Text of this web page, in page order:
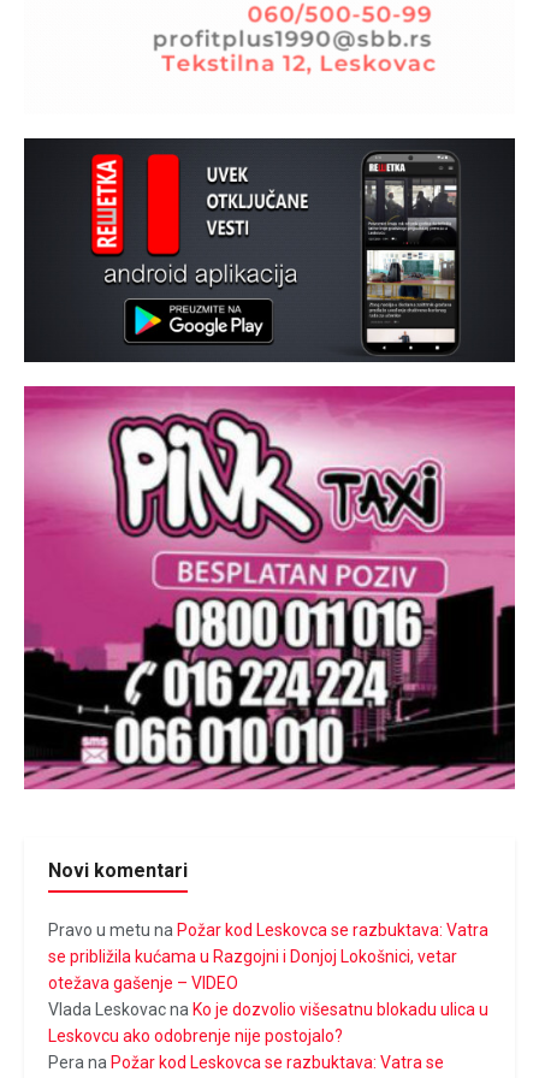
Novi komentari
Pravo u metu na Požar kod Leskovca se razbuktava: Vatra
se približila kućama u Razgojni i Donjoj Lokošnici, vetar
otežava gašenje – VIDEO
Vlada Leskovacna Ko je dozvolio višesatnu blokadu ulica u
Leskovcu ako odobrenje nije postojalo?
Pera na Požar kod Leskovca se razbuktava: Vatra se